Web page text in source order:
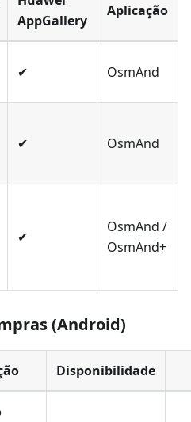
AppGallery
Aplicação
✔ OsmAnd
✔ OsmAnd
✔
OsmAnd /
OsmAnd+
(Android)
Disponibilidade